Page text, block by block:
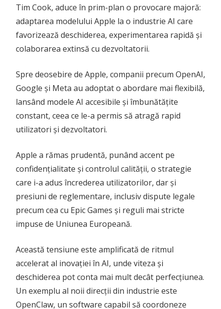
Tim Cook, aduce în prim-plan o provocare majoră:
adaptarea modelului Apple la o industrie AI care
favorizează deschiderea, experimentarea rapidă și
colaborarea extinsă cu dezvoltatorii.
Spre deosebire de Apple, companii precum OpenAI,
Google și Meta au adoptat o abordare mai flexibilă,
lansând modele AI accesibile și îmbunătățite
constant, ceea ce le-a permis să atragă rapid
utilizatori și dezvoltatori.
Apple a rămas prudentă, punând accent pe
confidențialitate și controlul calității, o strategie
care i-a adus încrederea utilizatorilor, dar și
presiuni de reglementare, inclusiv dispute legale
precum cea cu Epic Games și reguli mai stricte
impuse de Uniunea Europeană.
Această tensiune este amplificată de ritmul
accelerat al inovației în AI, unde viteza și
deschiderea pot conta mai mult decât perfecțiunea.
Un exemplu al noii direcții din industrie este
OpenClaw, un software capabil să coordoneze